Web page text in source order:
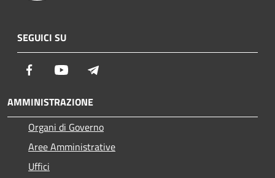
SEGUICI SU
Facebook Youtube
AMMINISTRAZIONE
Organi di Governo
Aree Amministrative
Uffici